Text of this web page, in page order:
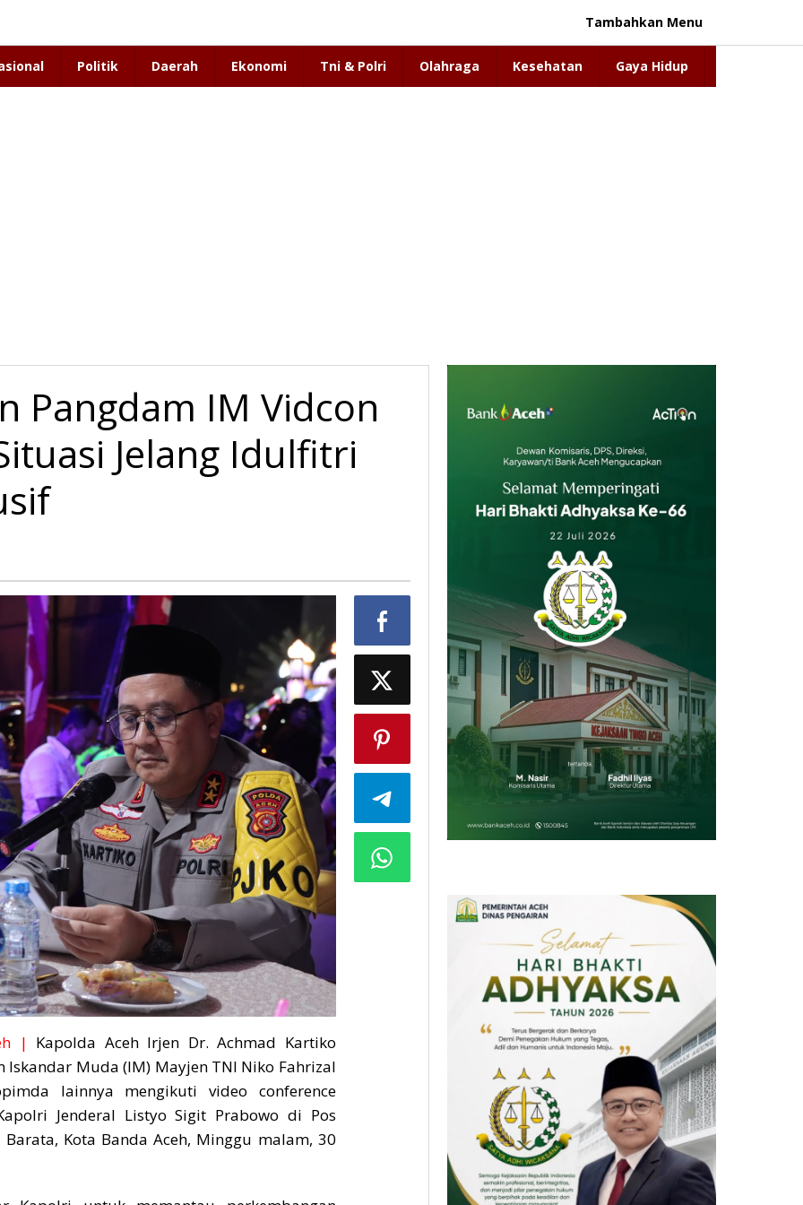
Tambahkan Menu
Politik Daerah Ekonomi Tni & Polri Olahraga Kesehatan Gaya Hidup
Pangdam IM Vidcon
Jelang Idulfitri
| Kapolda Aceh Irjen Dr. Achmad Kartiko
Iskandar Muda (IM) Mayjen TNI Niko Fahrizal
lainnya mengikuti video conference
Jenderal Listyo Sigit Prabowo di Pos
Kota Banda Aceh, Minggu malam, 30